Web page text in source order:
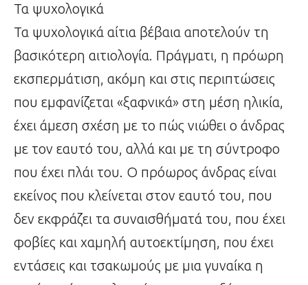
Τα ψυχολογικά
Τα ψυχολογικά αίτια βέβαια αποτελούν τη
βασικότερη αιτιολογία. Πράγματι, η πρόωρη
εκσπερμάτιση, ακόμη και στις περιπτώσεις
που εμφανίζεται «ξαφνικά» στη μέση ηλικία,
έχει άμεση σχέση με το πώς νιώθει ο άνδρας
με τον εαυτό του, αλλά και με τη σύντροφο
που έχει πλάι του. Ο πρόωρος άνδρας είναι
εκείνος που κλείνεται στον εαυτό του, που
δεν εκφράζει τα συναισθήματά του, που έχει
φοβίες και χαμηλή αυτοεκτίμηση, που έχει
εντάσεις και τσακωμούς με μια γυναίκα η